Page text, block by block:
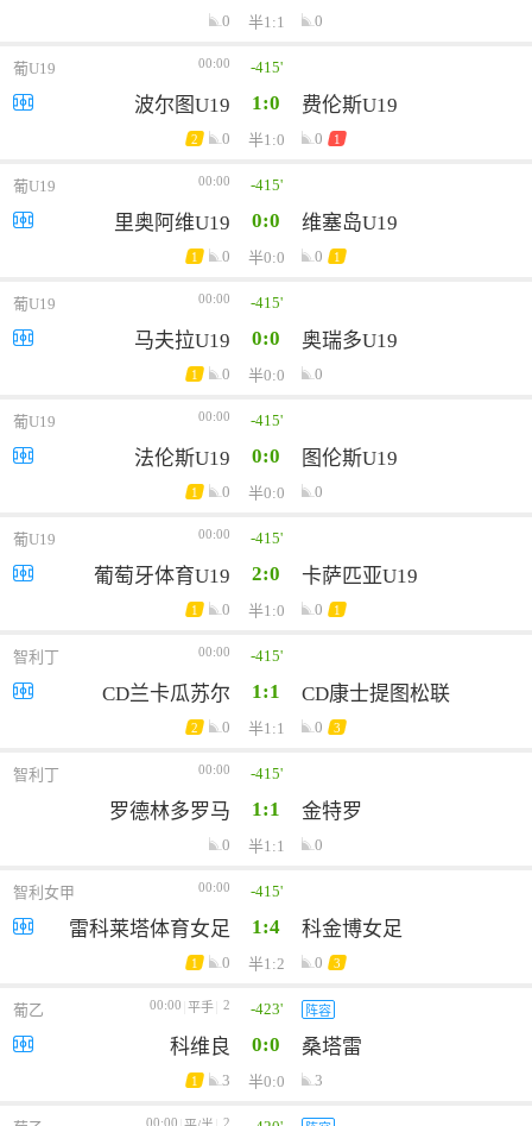
0 半1:1 0
葡U19 00:00 -415'
波尔图U19 1:0 费伦斯U19
2 0 半1:0 0 1
葡U19 00:00 -415'
里奥阿维U19 0:0 维塞岛U19
1 0 半0:0 0 1
葡U19 00:00 -415'
马夫拉U19 0:0 奥瑞多U19
1 0 半0:0 0
葡U19 00:00 -415'
法伦斯U19 0:0 图伦斯U19
1 0 半0:0 0
葡U19 00:00 -415'
葡萄牙体育U19 2:0 卡萨匹亚U19
1 0 半1:0 0 1
智利丁 00:00 -415'
CD兰卡瓜苏尔 1:1 CD康士提图松联
2 0 半1:1 0 3
智利丁 00:00 -415'
罗德林多罗马 1:1 金特罗
0 半1:1 0
智利女甲 00:00 -415'
雷科莱塔体育女足 1:4 科金博女足
1 0 半1:2 0 3
葡乙 00:00 平手 2 -423' 阵容
科维良 0:0 桑塔雷
1 3 半0:0 3
00:00 2